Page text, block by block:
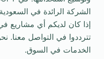
الشركة الرائدة في
إذا كان لديكم أي مشاريع
تترددوا في التواصل معنا.
الخدمات في السوق.